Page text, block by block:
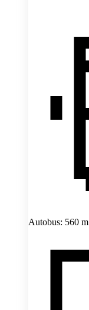
Autobus: 560 m